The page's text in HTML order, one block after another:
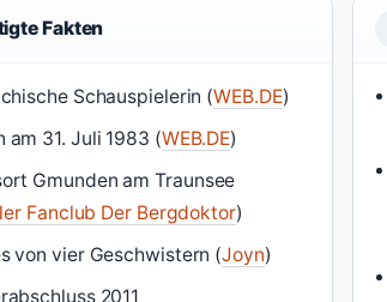
Fakten
Schauspielerin (WEB.DE)
am 31. Juli 1983 (WEB.DE)
Gmunden am Traunsee
Fanclub Der Bergdoktor)
von vier Geschwistern (Joyn)
2011